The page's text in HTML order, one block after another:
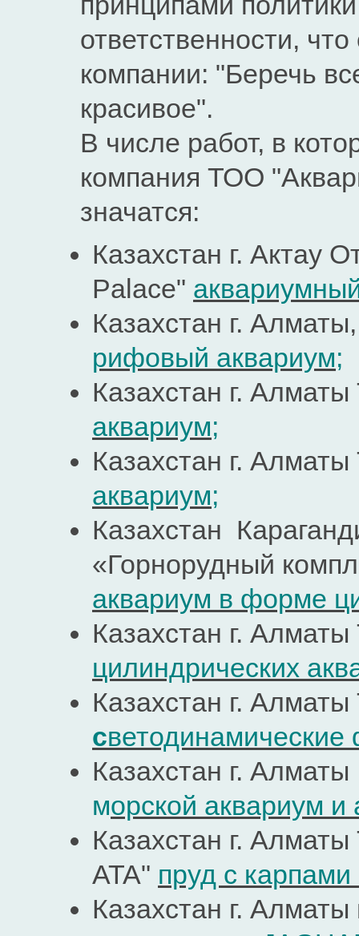
ответственности,
компании: "Беречь
красивое".
В числе работ, в
компания ТОО
значатся:
Казахстан г. Актау
Palace"
Казахстан г.
рифовый аквариум;
Казахстан г.
аквариум;
Казахстан г.
аквариум;
Казахстан
«Горнорудный
аквариум в форме
Казахстан г.
цилиндрических
Казахстан г.
с
Казахстан г.
морской аквариум
Казахстан г.
ATA" пруд с
Казахстан г.